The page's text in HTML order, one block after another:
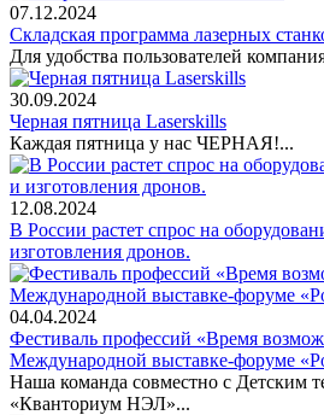
07.12.2024
Складская программа лазерных
Для удобства пользователей
30.09.2024
Черная пятница Laserskills
Каждая пятница у нас ЧЕРНАЯ!...
12.08.2024
В России растет спрос на
изготовления дронов.
04.04.2024
Фестиваль профессий «Время
Международной выставке-форуме
Наша команда совместно с Детским
«Кванториум НЭЛ»...